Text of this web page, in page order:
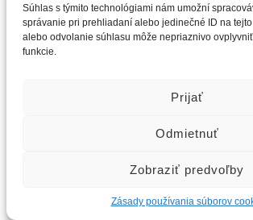
Súhlas s týmito technológiami nám umožní
správanie pri prehliadaní alebo jedinečné ID na
alebo odvolanie súhlasu môže nepriaznivo
funkcie.
Prijať
Odmietnuť
Zobraziť predvoľby
Zásady používania súborov